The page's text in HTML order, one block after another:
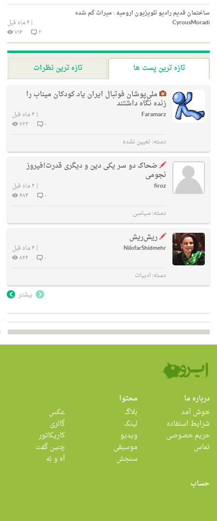
ساختمان قدیم رادیو تلویزیون ارومیه : میراث گم شده
CyrousMoradi
|۶ ماه قبل
۲
۷۱۶
تازه ترین پست ها
تازه ترین نظرات
ملی‌پوشان فوتبال ایران یاد کودکان میناب را
زنده نگاه داشتند
Faramarz
| ۴ ماه قبل
۰
۷۲۳
دسته: تعیین نشده
ضحاک دو سر یکی دین و دیگری قدرت!فیروز
نجومی
firoz
| ۴ ماه قبل
۰
۶۸۴
دسته:سیاسی
ریش‌ریش
NilofarShidmehr
| ۴ ماه قبل
۰
۸۲۶
دسته:ادبیات
بیشتر
درباره ما
خوش آمد
شرایط استفاده
حریم خصوصی
تماس
محتوا
بلاگ
لینک
ویدیو
موسیقی
سنجش
عکس
گالری
کاریکاتور
چنین گفت
اَه و بَه
حساب